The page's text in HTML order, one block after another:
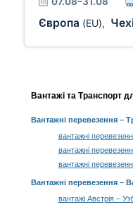
Європа (EU),
Вантажі та Транспорт
Вантажні перевезення–
вантажні
вантажні
вантажні
Вантажні перевезення –
вантажі Австрія –